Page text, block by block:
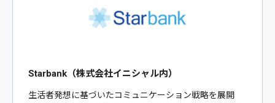
Starbank（株式会社イニシャル内）
生活者発想に基づいたコミュニケーション戦略を展開